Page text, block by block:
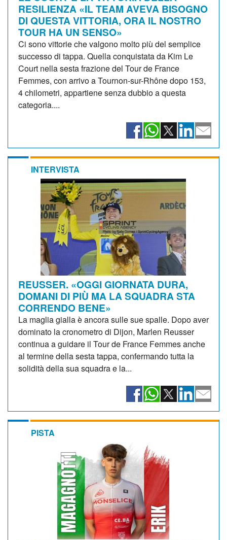
RESILIENZA «IL TEAM AVEVA BISOGNO
DI QUESTA VITTORIA, ORA IL NOSTRO
TOUR HA UN SENSO»
Ci sono vittorie che valgono molto più del semplice
successo di tappa. Quella conquistata da Kim Le
Court nella sesta frazione del Tour de France
Femmes, con arrivo a Tournon-sur-Rhône dopo 153,
4 chilometri, appartiene senza dubbio a questa
categoria....
INTERVISTA
REUSSER. «OGGI GIORNATA DURA,
DOMANI DI PIÙ MA LA SQUADRA STA
CORRENDO BENE»
La maglia gialla è ancora sulle sue spalle. Dopo aver
dominato la cronometro di Dijon, Marlen Reusser
continua a guidare il Tour de France Femmes anche
al termine della sesta tappa, confermando tutta la
solidità della sua squadra e la...
PISTA